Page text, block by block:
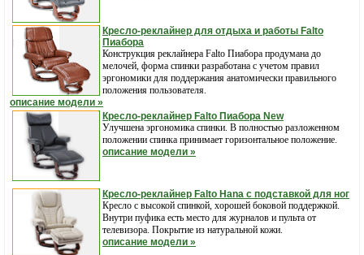
Кресло-реклайнер для отдыха и работы Falto
Пиабора
Конструкция реклайнера Falto Пиабора продумана до
мелочей, форма спинки разработана с учетом правил
эргономики для поддержания анатомически правильного
положения пользователя.
описание модели »
Кресло-реклайнер Falto Пиабора New
Улучшена эргономика спинки. В полностью разложенном
положении спинка принимает горизонтальное положение.
описание модели »
Кресло-реклайнер Falto Hana с подставкой для ног
Кресло с высокой спинкой, хорошей боковой поддержкой.
Внутри пуфика есть место для журналов и пульта от
телевизора. Покрытие из натуральной кожи.
описание модели »